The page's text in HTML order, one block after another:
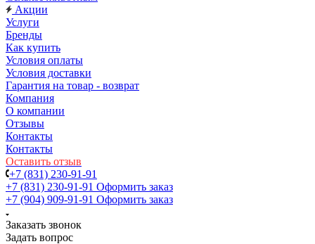
Акции
Услуги
Бренды
Как купить
Условия оплаты
Условия доставки
Гарантия на товар - возврат
Компания
О компании
Отзывы
Контакты
Контакты
Оставить отзыв
+7 (831) 230-91-91
+7 (831) 230-91-91 Оформить заказ
+7 (904) 909-91-91 Оформить заказ
Заказать звонок
Задать вопрос